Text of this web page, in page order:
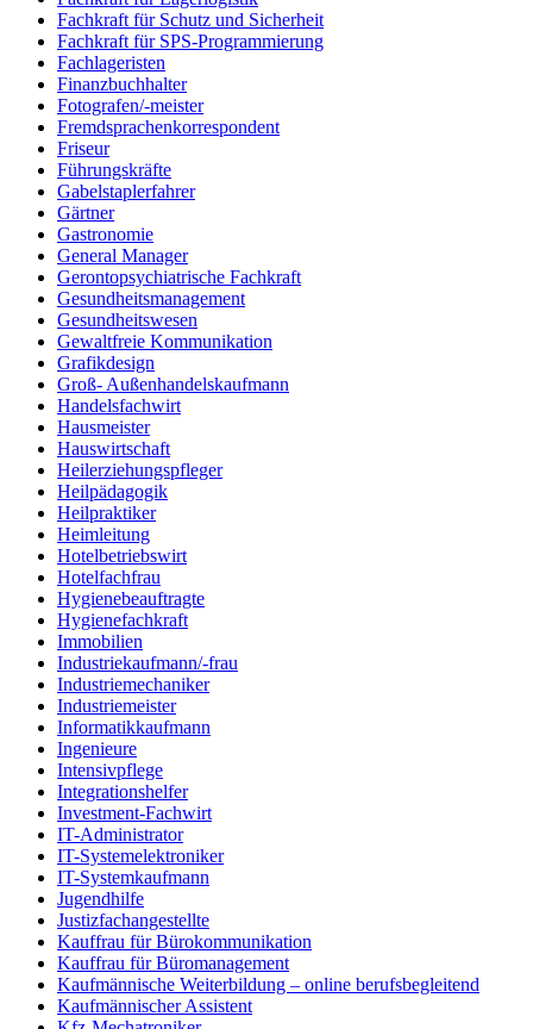
Fachkraft für Schutz und Sicherheit
Fachkraft für SPS-Programmierung
Fachlageristen
Finanzbuchhalter
Fotografen/-meister
Fremdsprachenkorrespondent
Friseur
Führungskräfte
Gabelstaplerfahrer
Gärtner
Gastronomie
General Manager
Gerontopsychiatrische Fachkraft
Gesundheitsmanagement
Gesundheitswesen
Gewaltfreie Kommunikation
Grafikdesign
Groß- Außenhandelskaufmann
Handelsfachwirt
Hausmeister
Hauswirtschaft
Heilerziehungspfleger
Heilpädagogik
Heilpraktiker
Heimleitung
Hotelbetriebswirt
Hotelfachfrau
Hygienebeauftragte
Hygienefachkraft
Immobilien
Industriekaufmann/-frau
Industriemechaniker
Industriemeister
Informatikkaufmann
Ingenieure
Intensivpflege
Integrationshelfer
Investment-Fachwirt
IT-Administrator
IT-Systemelektroniker
IT-Systemkaufmann
Jugendhilfe
Justizfachangestellte
Kauffrau für Bürokommunikation
Kauffrau für Büromanagement
Kaufmännische Weiterbildung – online berufsbegleitend
Kaufmännischer Assistent